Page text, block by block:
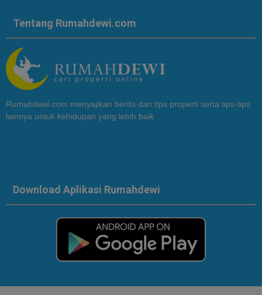
Tentang Rumahdewi.com
Rumahdewi.com menyajikan berita dan tips properti serta tips-tips
lainnya untuk kehidupan yang lebih baik
Download Aplikasi Rumahdewi